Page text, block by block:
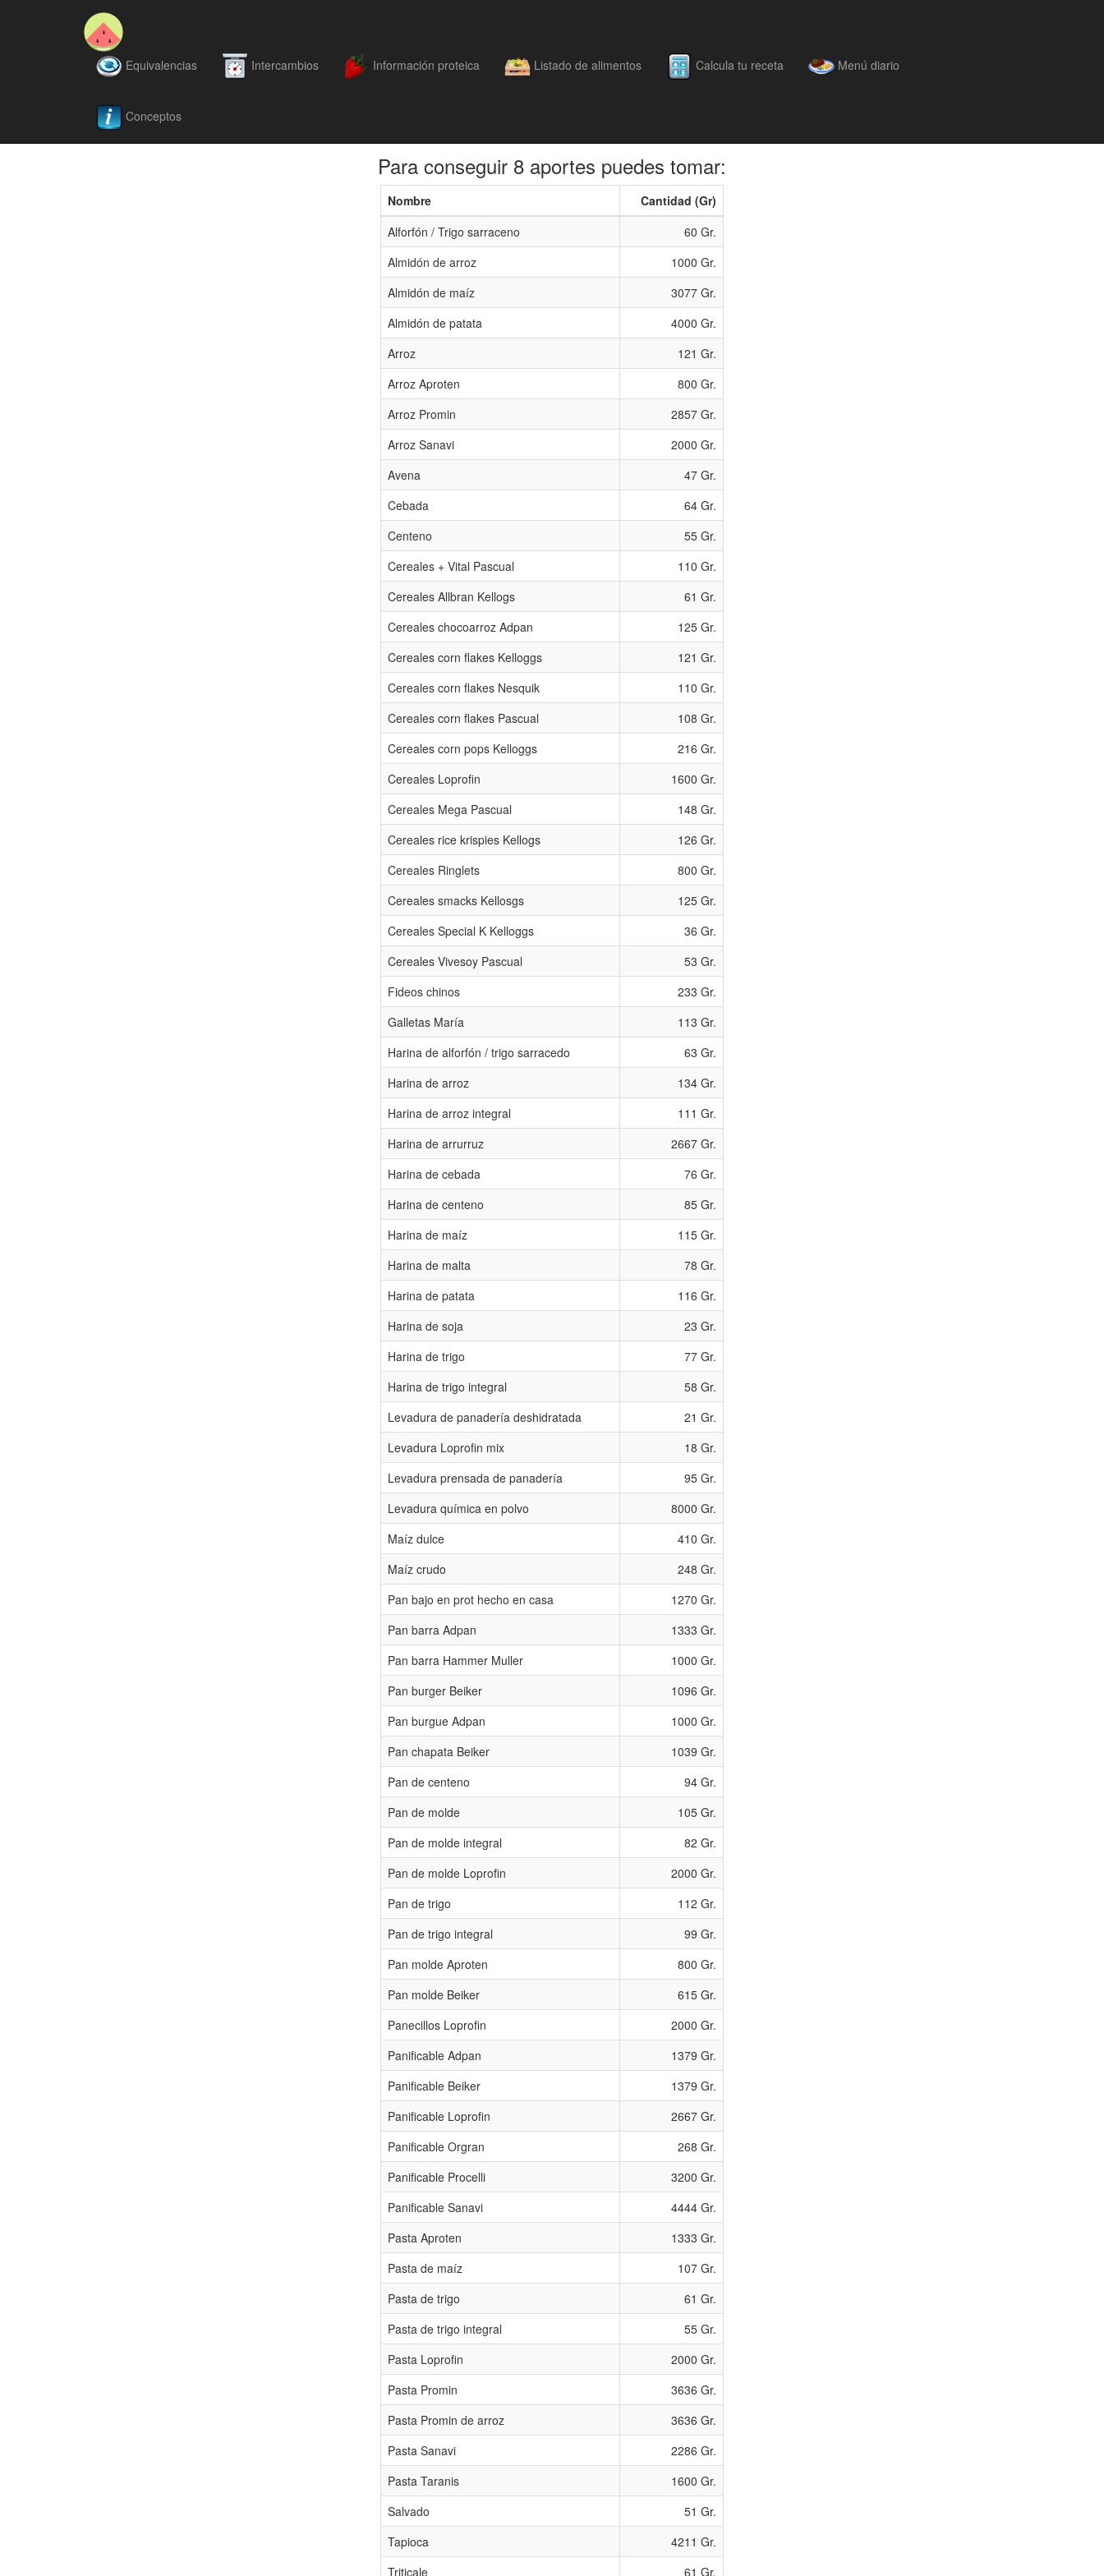
Equivalencias Intercambios Información proteica Listado de alimentos Calcula tu receta Menú diario
Conceptos
Para conseguir 8 aportes puedes tomar:
Nombre
Cantidad (Gr)
Alforfón / Trigo sarraceno
60 Gr.
Almidón de arroz
1000 Gr.
Almidón de maíz
3077 Gr.
Almidón de patata
4000 Gr.
Arroz
121 Gr.
Arroz Aproten
800 Gr.
Arroz Promin
2857 Gr.
Arroz Sanavi
2000 Gr.
Avena
47 Gr.
Cebada
64 Gr.
Centeno
55 Gr.
Cereales + Vital Pascual
110 Gr.
Cereales Allbran Kellogs
61 Gr.
Cereales chocoarroz Adpan
125 Gr.
Cereales corn flakes Kelloggs
121 Gr.
Cereales corn flakes Nesquik
110 Gr.
Cereales corn flakes Pascual
108 Gr.
Cereales corn pops Kelloggs
216 Gr.
Cereales Loprofin
1600 Gr.
Cereales Mega Pascual
148 Gr.
Cereales rice krispies Kellogs
126 Gr.
Cereales Ringlets
800 Gr.
Cereales smacks Kellosgs
125 Gr.
Cereales Special K Kelloggs
36 Gr.
Cereales Vivesoy Pascual
53 Gr.
Fideos chinos
233 Gr.
Galletas María
113 Gr.
Harina de alforfón / trigo sarracedo
63 Gr.
Harina de arroz
134 Gr.
Harina de arroz integral
111 Gr.
Harina de arrurruz
2667 Gr.
Harina de cebada
76 Gr.
Harina de centeno
85 Gr.
Harina de maí­z
115 Gr.
Harina de malta
78 Gr.
Harina de patata
116 Gr.
Harina de soja
23 Gr.
Harina de trigo
77 Gr.
Harina de trigo integral
58 Gr.
Levadura de panaderí­a deshidratada
21 Gr.
Levadura Loprofin mix
18 Gr.
Levadura prensada de panaderí­a
95 Gr.
Levadura química en polvo
8000 Gr.
Maíz dulce
410 Gr.
Maí­z crudo
248 Gr.
Pan bajo en prot hecho en casa
1270 Gr.
Pan barra Adpan
1333 Gr.
Pan barra Hammer Muller
1000 Gr.
Pan burger Beiker
1096 Gr.
Pan burgue Adpan
1000 Gr.
Pan chapata Beiker
1039 Gr.
Pan de centeno
94 Gr.
Pan de molde
105 Gr.
Pan de molde integral
82 Gr.
Pan de molde Loprofin
2000 Gr.
Pan de trigo
112 Gr.
Pan de trigo integral
99 Gr.
Pan molde Aproten
800 Gr.
Pan molde Beiker
615 Gr.
Panecillos Loprofin
2000 Gr.
Panificable Adpan
1379 Gr.
Panificable Beiker
1379 Gr.
Panificable Loprofin
2667 Gr.
Panificable Orgran
268 Gr.
Panificable Procelli
3200 Gr.
Panificable Sanavi
4444 Gr.
Pasta Aproten
1333 Gr.
Pasta de maí­z
107 Gr.
Pasta de trigo
61 Gr.
Pasta de trigo integral
55 Gr.
Pasta Loprofin
2000 Gr.
Pasta Promin
3636 Gr.
Pasta Promin de arroz
3636 Gr.
Pasta Sanavi
2286 Gr.
Pasta Taranis
1600 Gr.
Salvado
51 Gr.
Tapioca
4211 Gr.
Triticale
61 Gr.